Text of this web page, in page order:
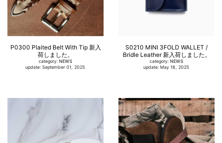
P0300 Plaited Belt With Tip 新入
荷しました。
category: NEWS
update: September 01, 2025
S0210 MINI 3FOLD WALLET /
Bridle Leather 新入荷しました。
category: NEWS
update: May 18, 2025